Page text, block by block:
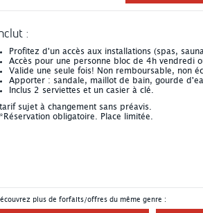
:
Profitez d'un accès aux installations (spas,
Accès pour une personne bloc de 4h vendredi
Valide une seule fois! Non remboursable, non
Apporter : sandale, maillot de bain, gourde
Inclus 2 serviettes et un casier à clé.
sujet à changement sans préavis.
obligatoire. Place limitée.
plus de forfaits/offres du même genre :